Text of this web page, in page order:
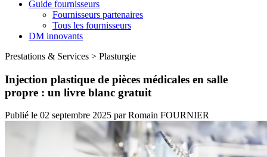
Guide fournisseurs
Fournisseurs partenaires
Tous les fournisseurs
DM innovants
Prestations & Services > Plasturgie
Injection plastique de pièces médicales en salle
propre : un livre blanc gratuit
Publié le 02 septembre 2025 parRomain FOURNIER